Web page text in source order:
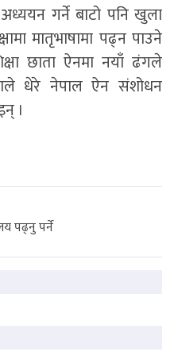
गर्ने बाटो पनि खुला
मातृभाषामा पढ्न पाउने
छाता ऐनमा नयाँ ढंगले
धेरे नेपाल ऐन संशोधन
।
पढ्नु पर्ने